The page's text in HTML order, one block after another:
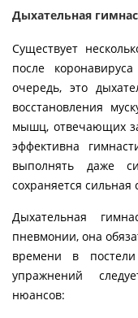
Дыхательная
Существует
после
очередь, это
восстановления
мышц, отвечающих
эффективна
выполнять даже
сохраняется сильная
Дыхательная
пневмонии, она
времени в
упражнений
нюансов: